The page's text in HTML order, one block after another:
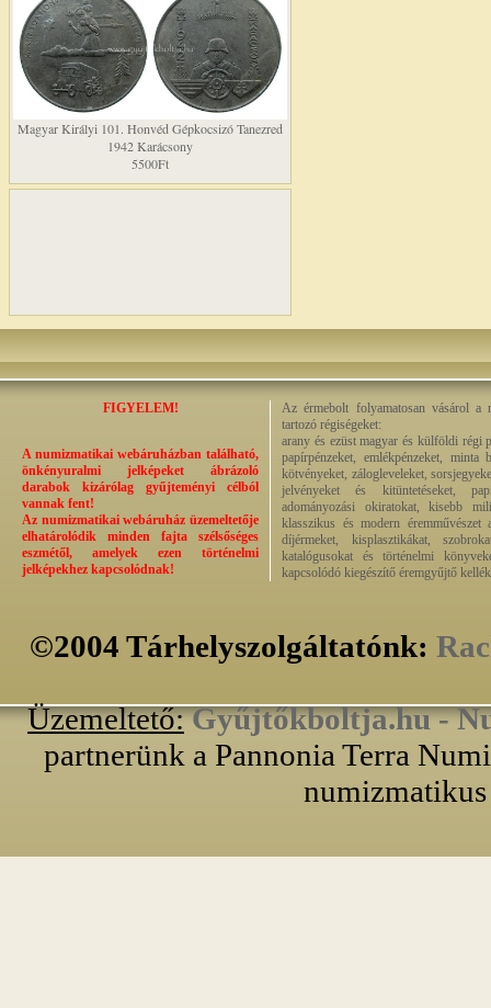
Magyar Királyi 101. Honvéd Gépkocsizó Tanezred
1942 Karácsony
5500Ft
FIGYELEM!
A numizmatikai webáruházban található,
önkényuralmi jelképeket ábrázoló
darabok kizárólag gyűjteményi célból
vannak fent!
Az numizmatikai webáruház üzemeltetője
elhatárolódik minden fajta szélsőséges
eszmétől, amelyek ezen történelmi
jelképekhez kapcsolódnak!
Az érmebolt folyamatosan vásárol a
tartozó régiségeket:
arany és ezüst magyar és külföldi régi
papírpénzeket, emlékpénzeket, minta
kötvényeket, zálogleveleket,
jelvényeket és kitüntetéseket,
adományozási okiratokat, kisebb
klasszikus és modern éremművészet
díjérmeket, kisplasztikákat,
katalógusokat és történelmi
kapcsolódó kiegészítő éremgyűjtő
©2004 Tárhelyszolgáltatónk:
Üzemeltető: Gyűjtőkboltja.hu -
partnerünk a Pannonia Terra
numizmatikus